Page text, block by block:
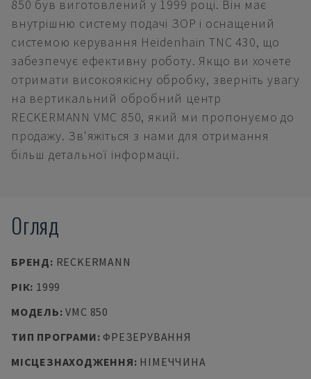
850 був виготовлений у 1999 році. Він має
внутрішню систему подачі ЗОР і оснащений
системою керування Heidenhain TNC 430, що
забезпечує ефективну роботу. Якщо ви хочете
отримати високоякісну обробку, зверніть увагу
на вертикальний обробний центр
RECKERMANN VMC 850, який ми пропонуємо до
продажу. Зв'яжіться з нами для отримання
більш детальної інформації.
Огляд
БРЕНД: RECKERMANN
РІК: 1999
МОДЕЛЬ:VMC 850
ТИП ПРОГРАМИ: ФРЕЗЕРУВАННЯ
МІСЦЕЗНАХОДЖЕННЯ: НІМЕЧЧИНА